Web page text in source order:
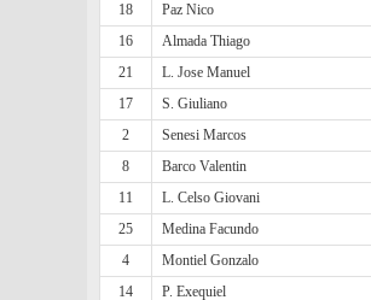
18
Paz Nico
16
Almada Thiago
21
L. Jose Manuel
17
S. Giuliano
2
Senesi Marcos
8
Barco Valentin
11
L. Celso Giovani
25
Medina Facundo
4
Montiel Gonzalo
14
P. Exequiel